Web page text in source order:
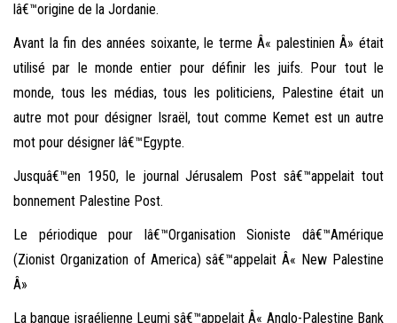
lâ€™origine de la Jordanie.
Avant la fin des années soixante, le terme Â« palestinien Â» était
utilisé par le monde entier pour définir les juifs. Pour tout le
monde, tous les médias, tous les politiciens, Palestine était un
autre mot pour désigner Israël, tout comme Kemet est un autre
mot pour désigner lâ€™Egypte.
Jusquâ€™en 1950, le journal Jérusalem Post sâ€™appelait tout
bonnement Palestine Post.
Le périodique pour lâ€™Organisation Sioniste dâ€™Amérique
(Zionist Organization of America) sâ€™appelait Â« New Palestine
Â»
La banque israélienne Leumi sâ€™appelait Â« Anglo-Palestine Bank